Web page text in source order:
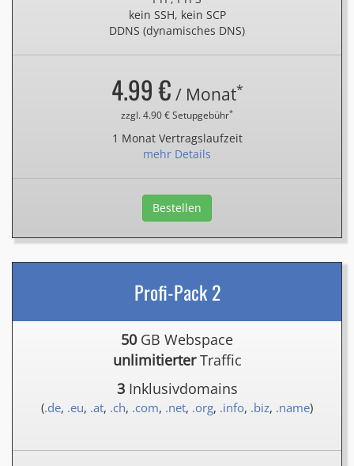
kein SSH, kein SCP
DDNS (dynamisches DNS)
4.99 € / Monat*
zzgl. 4.90 € Setupgebühr*
1 Monat Vertragslaufzeit
mehr Details
Bestellen
Profi-Pack 2
50 GB Webspace
unlimitierterTraffic
3Inklusivdomains
(.de, .eu, .at, .ch, .com, .net, .org, .info, .biz, .name)